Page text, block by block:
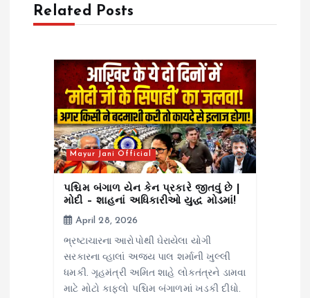
aRelated Posts
Mayur Jani Official
પશ્ચિમ બંગાળ યેન કેન પ્રકારે જીતવું છે |
મોદી – શાહનાં અધિકારીઓ યુદ્ધ મોડમાં!
April 28, 2026
ભ્રષ્ટાચારના આરોપોથી ઘેરાયેલા યોગી
સરકારના વ્હાલાં અજય પાલ શર્માની ખુલ્લી
ધમકી. ગૃહમંત્રી અમિત શાહે લોકતંત્રને ડામવા
માટે મોટો કાફલો પશ્ચિમ બંગાળમાં ખડકી દીધો.